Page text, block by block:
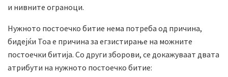
и нивните ограноци.
Нужното постоечко битие нема потреба од причина,
бидејќи Тоа е причина за егзистирање на можните
постоечки битија. Со други зборови, се докажуваат двата
атрибути на нужното постоечко битие: